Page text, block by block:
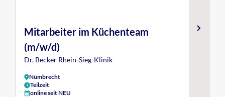
Mitarbeiter im Küchenteam
(m/w/d)
Dr. Becker Rhein-Sieg-Klinik
Nümbrecht
Teilzeit
online seit NEU